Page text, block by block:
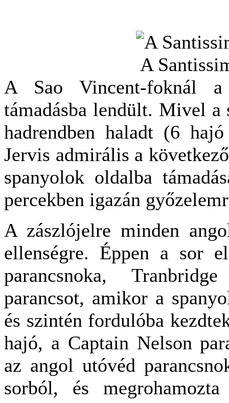
A
A Sao Vincent-foknál a
támadásba lendült. Mivel
hadrendben haladt (6
Jervis admirális a
spanyolok oldalba
percekben igazán
A zászlójelre minden
ellenségre. Éppen a sor
parancsnoka,
parancsot, amikor a
és szintén fordulóba
hajó, a Captain Nelson
az angol utóvéd
sorból, és